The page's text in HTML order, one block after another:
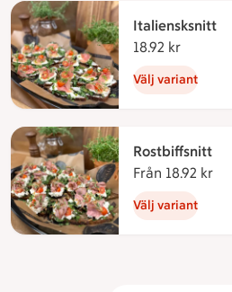
Italiensksnitt
18.92 kr
Välj variant
Rostbiffsnitt
Från 18.92 kr
Välj variant